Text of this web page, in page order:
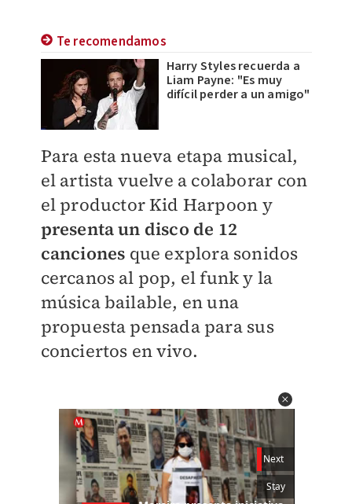
Te recomendamos
Harry Styles recuerda a
Liam Payne: "Es muy
difícil perder a un amigo"
Para esta nueva etapa musical,
el artista vuelve a colaborar con
el productor Kid Harpoon y
presenta un disco de 12
canciones que explora sonidos
cercanos al pop, el funk y la
música bailable, en una
propuesta pensada para sus
conciertos en vivo.